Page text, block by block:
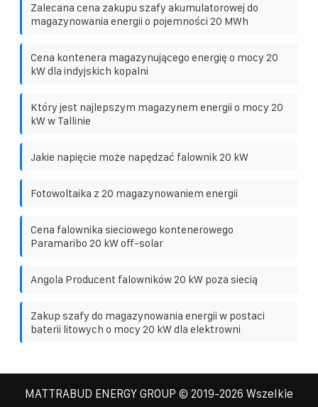
Zalecana cena zakupu szafy akumulatorowej do
magazynowania energii o pojemności 20 MWh
Cena kontenera magazynującego energię o mocy 20
kW dla indyjskich kopalni
Który jest najlepszym magazynem energii o mocy 20
kW w Tallinie
Jakie napięcie może napędzać falownik 20 kW
Fotowoltaika z 20 magazynowaniem energii
Cena falownika sieciowego kontenerowego
Paramaribo 20 kW off-solar
Angola Producent falowników 20 kW poza siecią
Zakup szafy do magazynowania energii w postaci
baterii litowych o mocy 20 kW dla elektrowni
MATTRABUD ENERGY GROUP © 2019-2026 Wszelkie